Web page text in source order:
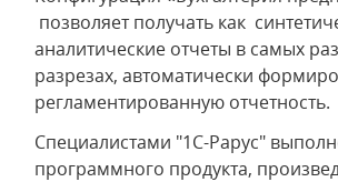
позволяет получать как
аналитические отчеты в самых
разрезах, автоматически
регламентированную отчетность.
Специалистами "1С-Рарус"
программного продукта,